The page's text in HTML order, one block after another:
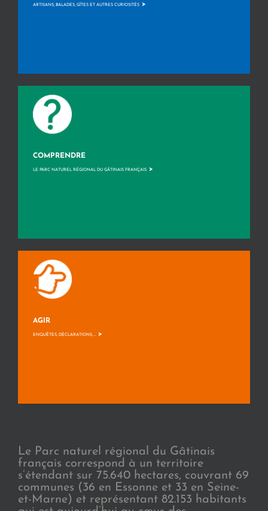
ARTISANS, BALADES, GÎTES ET AUTRES CURIOSITÉS >
COMPRENDRE
LE PARC NATUREL RÉGIONAL DU GÂTINAIS FRANÇAIS >
AGIR
ENQUÊTES, DÉCLARATIONS, ... >
Le Parc naturel régional du Gâtinais
français correspond à un territoire
s’étendant sur 75.640 hectares, couvrant 69
communes (36 en Essonne et 33 en Seine-
et-Marne) et représentant 82.153 habitants